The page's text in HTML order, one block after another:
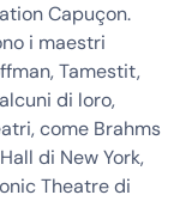
Capuçon.
i maestri
Tamestit,
di loro,
come Brahms
di New York,
Theatre di